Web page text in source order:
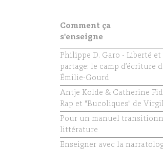
Comment ça
s'enseigne
Philippe D. Garo - Liberté et
partage: le camp d’écriture
Émilie-Gourd
Antje Kolde & Catherine
Rap et "Bucoliques" de
Pour un manuel
littérature
Enseigner avec la